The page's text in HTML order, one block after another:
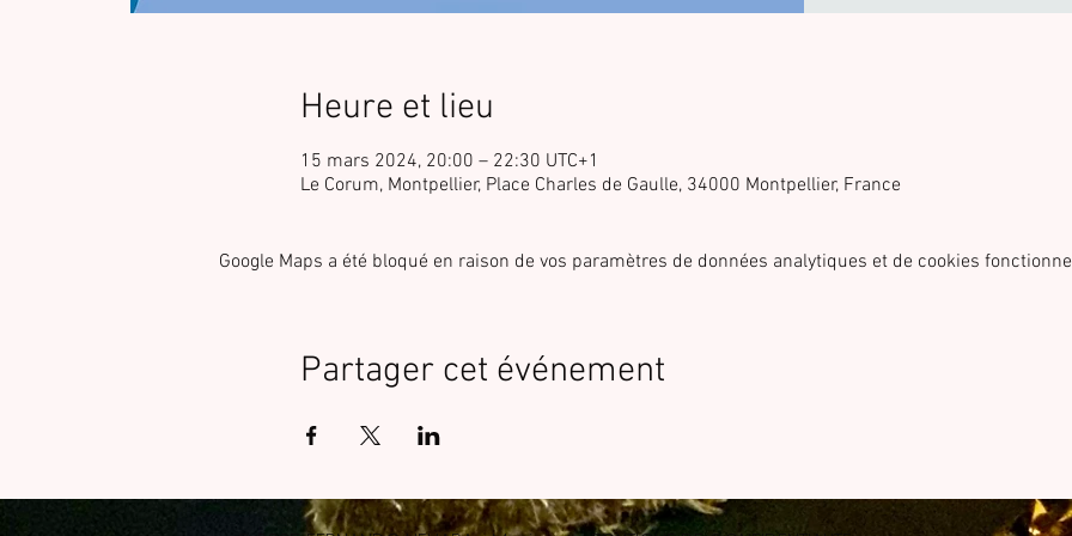
Heure et lieu
15 mars 2024, 20:00 – 22:30 UTC+1
Le Corum, Montpellier, Place Charles de Gaulle, 34000 Montpellier, France
Google Maps a été bloqué en raison de vos paramètres de données analytiques et de cookies
Partager cet événement